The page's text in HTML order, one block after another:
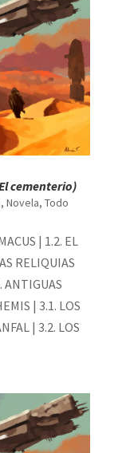
cementerio)
, Novela, Todo
| 1.2. EL
RELIQUIAS
ANTIGUAS
| 3.1. LOS
| 3.2. LOS